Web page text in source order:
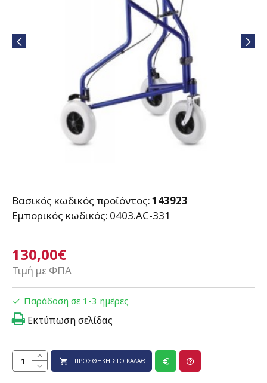
130,00€
Τιμή με ΦΠΑ
Βασικός κωδικός προϊόντος:143923
Εμπορικός κωδικός: 0403.AC-331
Παράδοση σε 1-3 ημέρες
ΠΡΟΣΘΉΚΗ ΣΤΟ ΚΑΛΆΘΙ
Εκτύπωση σελίδας